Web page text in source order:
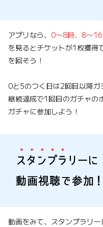
アプリなら、 0〜8時、8〜
を見るとチケットが1枚獲得
を回そう！
0と5のつく日は2回目以降ガ
継続達成で1回目のガチャの
ガチャに参加しよう！
動画をみて、スタンプラリー